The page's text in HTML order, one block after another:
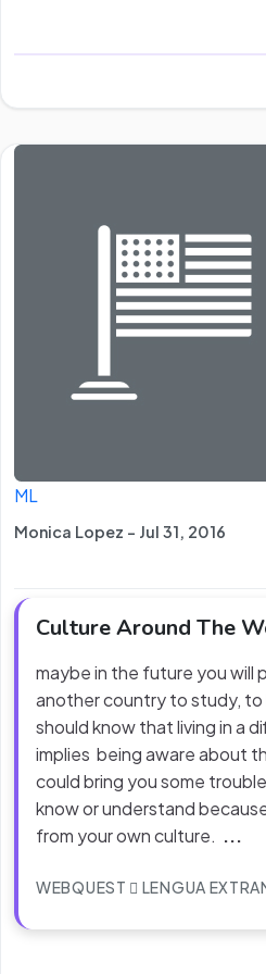
ML
Monica Lopez - Jul 31, 2016
Culture Around The
maybe in the future you will
another country to study, to
should know that living in a
implies being aware about
could bring you some
know or understand
from your own culture. ...
WEBQUEST LENGUA